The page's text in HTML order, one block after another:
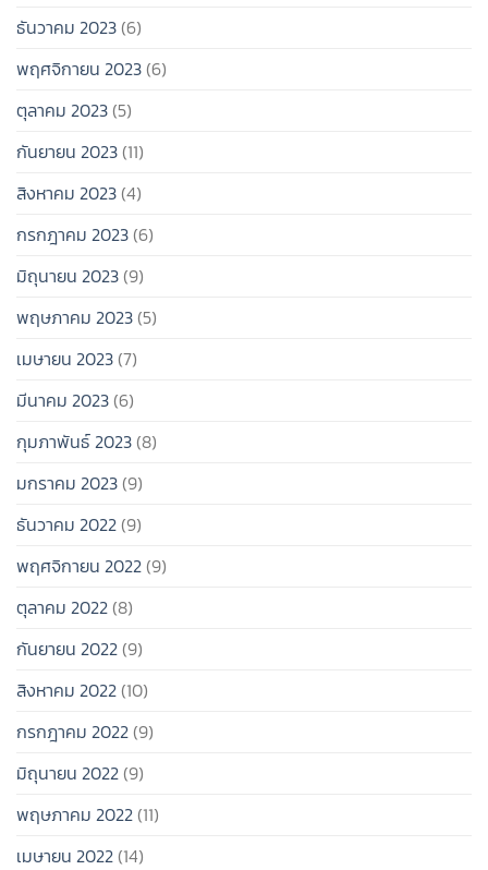
ธันวาคม 2023(6)
พฤศจิกายน 2023(6)
ตุลาคม 2023(5)
กันยายน 2023(11)
สิงหาคม 2023(4)
กรกฎาคม 2023(6)
มิถุนายน 2023(9)
พฤษภาคม 2023(5)
เมษายน 2023(7)
มีนาคม 2023(6)
กุมภาพันธ์ 2023(8)
มกราคม 2023(9)
ธันวาคม 2022(9)
พฤศจิกายน 2022(9)
ตุลาคม 2022(8)
กันยายน 2022(9)
สิงหาคม 2022(10)
กรกฎาคม 2022(9)
มิถุนายน 2022(9)
พฤษภาคม 2022(11)
เมษายน 2022(14)